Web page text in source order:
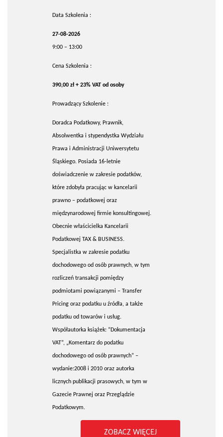
Data Szkolenia :
27-08-2026
9:00 – 13:00
Cena Szkolenia :
390,00 zł + 23% VAT od osoby
Prowadzący Szkolenie :
Doradca Podatkowy, Prawnik,
Absolwentka i stypendystka Wydziału
Prawa i Administracji Uniwersytetu
Śląskiego. Posiada 16-letnie
doświadczenie w zakresie podatków,
które zdobyła pracując w kancelarii
prawno – podatkowej oraz
międzynarodowej firmie konsultingowej.
Obecnie właścicielka Kancelarii
Podatkowej TAX & BUSINESS.
Specjalistka w zakresie podatku
dochodowego od osób prawnych, w tym
rozliczeń transakcji pomiędzy
podmiotami powiązanymi – Transfer
Pricing oraz podatku u źródła, a także
podatku od towarów i usług.
Współautorka książek: “Dokumentacja
VAT”, „Komentarz do podatku
dochodowego od osób prawnych” –
wydanie:2008 i 2010 oraz autorka
licznych publikacji prasowych, w tym w
Gazecie Prawnej oraz Przeglądzie
Podatkowym.
ZOBACZ WIĘCEJ